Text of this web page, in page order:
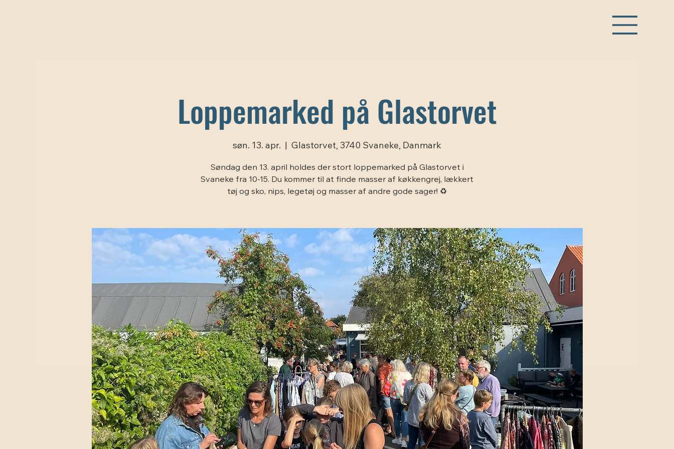
Loppemarked på Glastorvet
søn. 13. apr. Glastorvet, 3740 Svaneke, Danmark
Søndag den 13. april holdes der stort loppemarked på Glastorvet i
Svaneke fra 10-15. Du kommer til at finde masser af køkkengrej, lækkert
tøj og sko, nips, legetøj og masser af andre gode sager! ♻️